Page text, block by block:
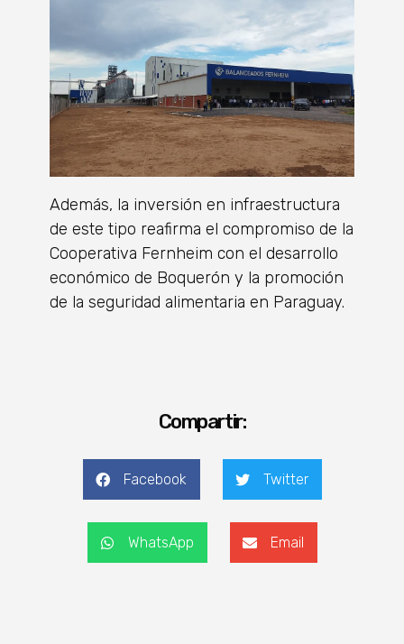
Además, la inversión en infraestructura
de este tipo reafirma el compromiso de la
Cooperativa Fernheim con el desarrollo
económico de Boquerón y la promoción
de la seguridad alimentaria en Paraguay.
Compartir:
Facebook Twitter
WhatsApp Email